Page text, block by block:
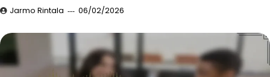
Jarmo Rintala 06/02/2026